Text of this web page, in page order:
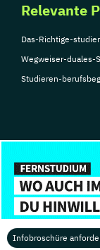
Infobroschüre
Relevante
Das-Richtige-
Wegweiser-duales-
Studieren-
© Copyright 2026,
Impressum